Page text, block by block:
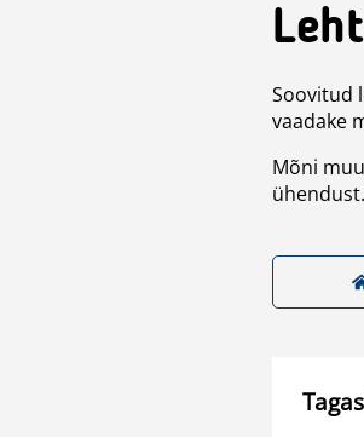
Soovitud
vaadake
Mõni